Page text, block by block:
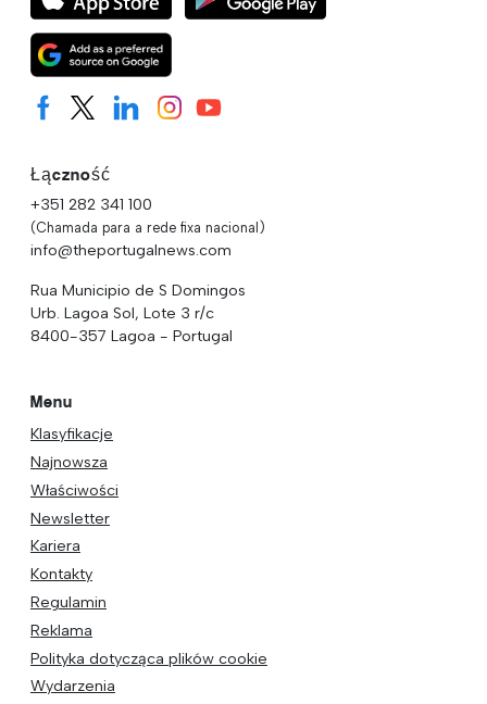
Łączność
+351 282 341 100
(Chamada para a rede fixa nacional)
info@theportugalnews.com
Rua Municipio de S Domingos
Urb. Lagoa Sol, Lote 3 r/c
8400-357 Lagoa - Portugal
Menu
Klasyfikacje
Najnowsza
Właściwości
Newsletter
Kariera
Kontakty
Regulamin
Reklama
Polityka dotycząca plików cookie
Wydarzenia